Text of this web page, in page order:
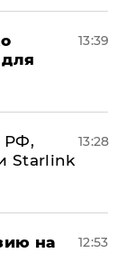
13:39
РФ,
Starlink
13:28
на
12:53